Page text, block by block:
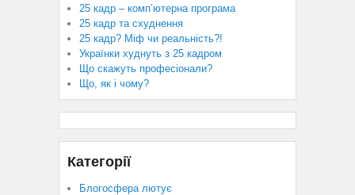
25 кадр – комп’ютерна програма
25 кадр та схуднення
25 кадр? Міф чи реальність?!
Українки худнуть з 25 кадром
Що скажуть професіонали?
Що, як і чому?
Категорії
Блогосфера лютує